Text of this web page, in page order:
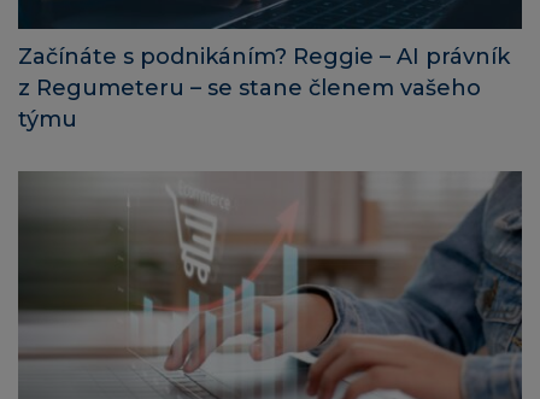
Začínáte s podnikáním? Reggie – AI právník
z Regumeteru – se stane členem vašeho
týmu